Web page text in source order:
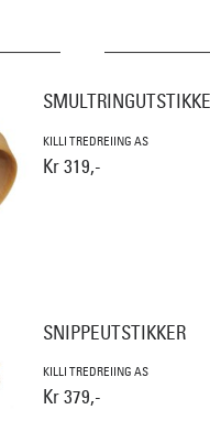
KILLI TREDREIING AS
Kr 319,-
SNIPPEUTSTIKKER
KILLI TREDREIING AS
Kr 379,-